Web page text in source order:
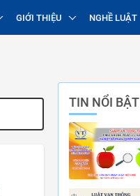
GIỚI THIỆU NGHỀ LUẬT
TIN NỔI BẬT